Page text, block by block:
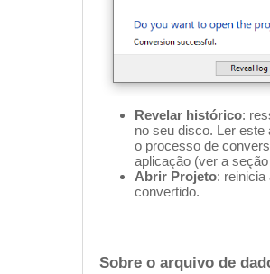
Revelar histórico:
no seu disco. Ler
o processo de
aplicação (ver a
Abrir Projeto: reinicia
convertido.
Sobre o arquivo de